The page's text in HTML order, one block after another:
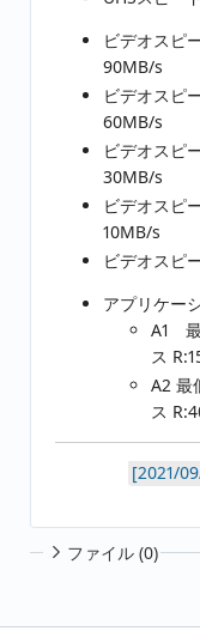
ビデオス
90MB/s
ビデオス
60MB/s
ビデオス
30MB/s
ビデオスピ
10MB/s
ビデオス
アプリケー
A1 最
ス
A2 最
ス
ファイル (0)